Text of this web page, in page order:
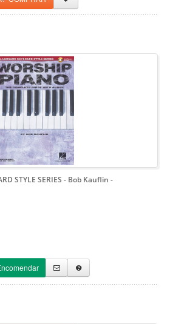
STYLE SERIES - Bob Kauflin -